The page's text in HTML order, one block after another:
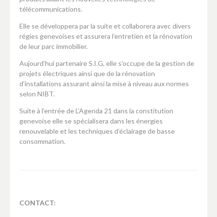
télécommunications.
Elle se développera par la suite et collaborera avec divers
régies genevoises et assurera l’entretien et la rénovation
de leur parc immobilier.
Aujourd’hui partenaire S.I.G, elle s’occupe de la gestion de
projets électriques ainsi que de la rénovation
d’installations assurant ainsi la mise à niveau aux normes
selon NIBT.
Suite à l’entrée de L’Agenda 21 dans la constitution
genevoise elle se spécialisera dans les énergies
renouvelable et les techniques d’éclairage de basse
consommation.
CONTACT: